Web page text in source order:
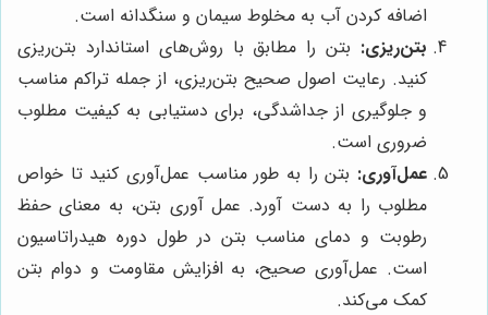
اضافه کردن آب به مخلوط سیمان و سنگدانه است.
بتن‌ریزی: بتن را مطابق با روش‌های استاندارد بتن‌ریزی
کنید. رعایت اصول صحیح بتن‌ریزی، از جمله تراکم مناسب
و جلوگیری از جداشدگی، برای دستیابی به کیفیت مطلوب
ضروری است.
عمل‌آوری: بتن را به طور مناسب عمل‌آوری کنید تا خواص
مطلوب را به دست آورد. عمل آوری بتن، به معنای حفظ
رطوبت و دمای مناسب بتن در طول دوره هیدراتاسیون
است. عمل‌آوری صحیح، به افزایش مقاومت و دوام بتن
کمک می‌کند.